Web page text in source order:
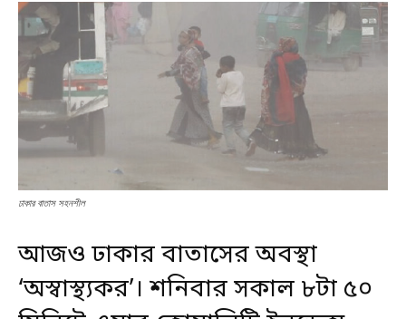
ঢাকার বাতাস সহনশীল
আজও ঢাকার বাতাসের অবস্থা
‘অস্বাস্থ্যকর’। শনিবার সকাল ৮টা ৫০